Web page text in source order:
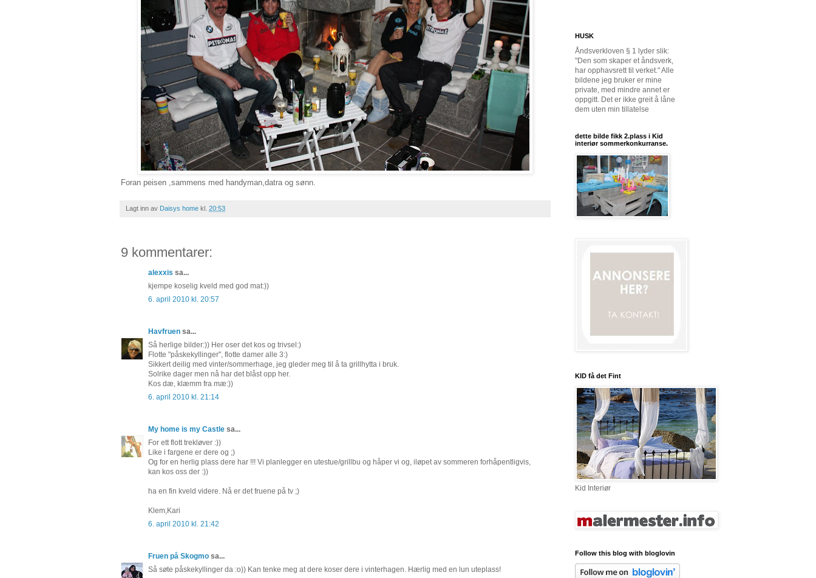
Foran peisen ,sammens med handyman,datra og sønn.
Lagt inn av Daisys home kl. 20:53
9 kommentarer:
alexxis sa...
kjempe koselig kveld med god mat:))
6. april 2010 kl. 20:57
Havfruen sa...
Så herlige bilder:)) Her oser det kos og trivsel:)
Flotte "påskekyllinger", flotte damer alle 3:)
Sikkert deilig med vinter/sommerhage, jeg gleder meg til å ta grillhytta i bruk.
Solrike dager men nå har det blåst opp her.
Kos dæ, klæmm fra mæ:))
6. april 2010 kl. 21:14
My home is my Castle sa...
For ett flott trekløver :))
Like i fargene er dere og ;)
Og for en herlig plass dere har !!! Vi planlegger en utestue/grillbu og håper vi og, iløpet av sommeren forhåpentligvis,
kan kos oss der :))
ha en fin kveld videre. Nå er det fruene på tv ;)
Klem,Kari
6. april 2010 kl. 21:42
Fruen på Skogmo sa...
Så søte påskekyllinger da :o)) Kan tenke meg at dere koser dere i vinterhagen. Hærlig med en lun uteplass!
HUSK
Åndsverkloven § 1 lyder slik:
"Den som skaper et åndsverk,
har opphavsrett til verket." Alle
bildene jeg bruker er mine
private, med mindre annet er
oppgitt. Det er ikke greit å låne
dem uten min tillatelse
dette bilde fikk 2.plass i Kid
interiør sommerkonkurranse.
KID få det Fint
Kid Interiør
Follow this blog with bloglovin